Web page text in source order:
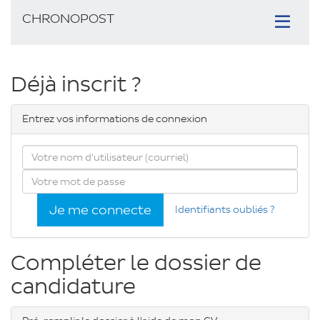
Toggle
navigation
CHRONOPOST
Formulaire
de
candidature
Déjà inscrit ?
Entrez vos informations de connexion
Courriel
Mot
de
Je me connecte Identifiants oubliés ?
Compléter le dossier de
candidature